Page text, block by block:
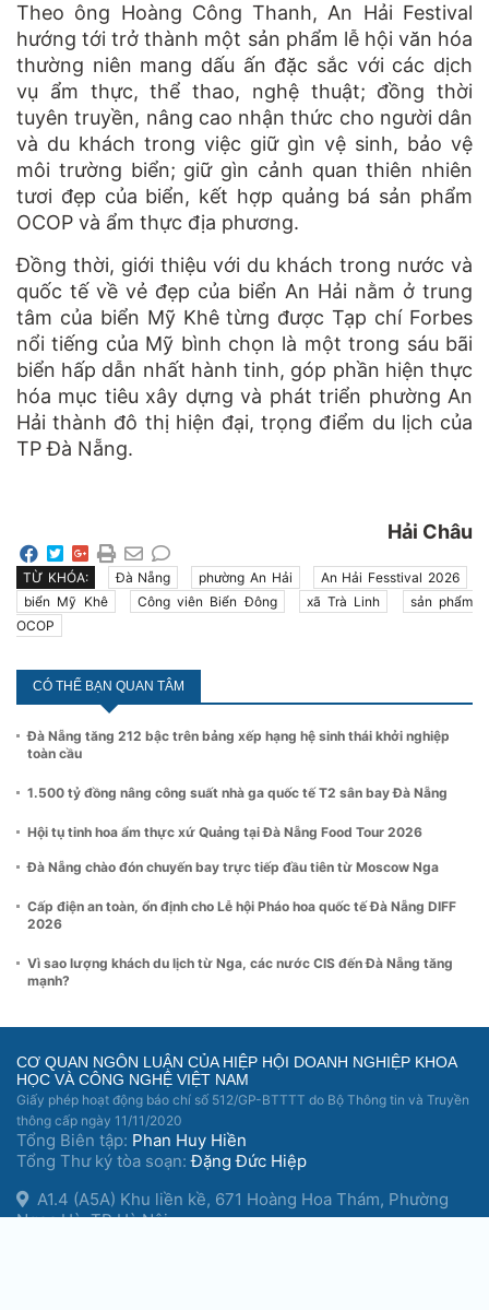
Theo ông Hoàng Công Thanh, An Hải Festival
hướng tới trở thành một sản phẩm lễ hội văn hóa
thường niên mang dấu ấn đặc sắc với các dịch
vụ ẩm thực, thể thao, nghệ thuật; đồng thời
tuyên truyền, nâng cao nhận thức cho người dân
và du khách trong việc giữ gìn vệ sinh, bảo vệ
môi trường biển; giữ gìn cảnh quan thiên nhiên
tươi đẹp của biển, kết hợp quảng bá sản phẩm
OCOP và ẩm thực địa phương.
Đồng thời, giới thiệu với du khách trong nước và
quốc tế về vẻ đẹp của biển An Hải nằm ở trung
tâm của biển Mỹ Khê từng được Tạp chí Forbes
nổi tiếng của Mỹ bình chọn là một trong sáu bãi
biển hấp dẫn nhất hành tinh, góp phần hiện thực
hóa mục tiêu xây dựng và phát triển phường An
Hải thành đô thị hiện đại, trọng điểm du lịch của
TP Đà Nẵng.
Hải Châu
TỪ KHÓA: Đà Nẵng phường An Hải
An Hải Fesstival 2026
biển Mỹ Khê
Công viên Biển Đông xã Trà Linh
sản phẩm
OCOP
CÓ THỂ BẠN QUAN TÂM
Đà Nẵng tăng 212 bậc trên bảng xếp hạng hệ sinh thái khởi nghiệp
toàn cầu
1.500 tỷ đồng nâng công suất nhà ga quốc tế T2 sân bay Đà Nẵng
Hội tụ tinh hoa ẩm thực xứ Quảng tại Đà Nẵng Food Tour 2026
Đà Nẵng chào đón chuyến bay trực tiếp đầu tiên từ Moscow Nga
Cấp điện an toàn, ổn định cho Lễ hội Pháo hoa quốc tế Đà Nẵng DIFF
2026
Vì sao lượng khách du lịch từ Nga, các nước CIS đến Đà Nẵng tăng
mạnh?
CƠ QUAN NGÔN LUẬN CỦA HIỆP HỘI DOANH NGHIỆP KHOA
HỌC VÀ CÔNG NGHỆ VIỆT NAM
Giấy phép hoạt động báo chí số 512/GP-BTTTT do Bộ Thông tin và Truyền
thông cấp ngày 11/11/2020
Tổng Biên tập: Phan Huy Hiền
Tổng Thư ký tòa soạn:Đặng Đức Hiệp
A1.4 (A5A) Khu liền kề, 671 Hoàng Hoa Thám, Phường
Ngọc Hà, TP Hà Nội.